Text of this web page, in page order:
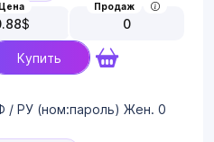
Цена
$
Продаж
0
Купить
/ РУ (ном:пароль) Жен. 0